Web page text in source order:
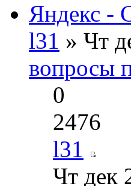
Яндекс -
l31 » Чт
вопросы
0
2476
l31
Чт дек